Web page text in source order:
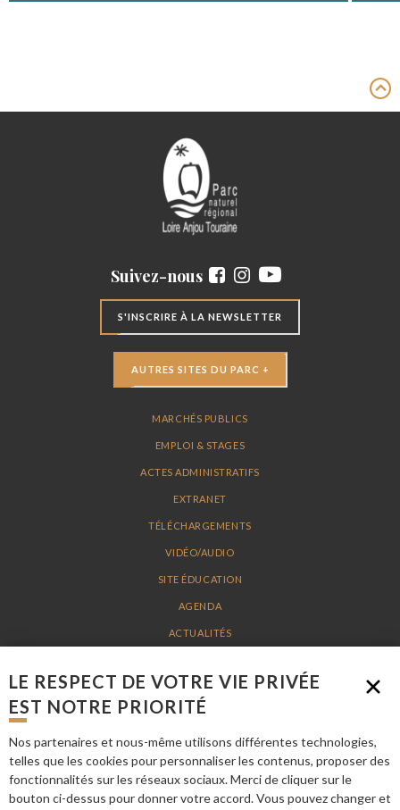
MARCHÉS PUBLICS
EMPLOI & STAGES
ACTES ADMINISTRATIFS
EXTRANET
TÉLÉCHARGEMENTS
VIDÉO/AUDIO
SITE ÉDUCATION
AGENDA
ACTUALITÉS
MENTIONS LÉGALES
Suivez-nous
S'INSCRIRE À LA NEWSLETTER
AUTRES SITES DU PARC +
PARC NATUREL RÉGIONAL LOIRE-ANJOU-TOURAINE - 15 AVENUE DE LA
LE RESPECT DE VOTRE VIE PRIVÉE
EST NOTRE PRIORITÉ
Nos partenaires et nous-même utilisons différentes technologies,
telles que les cookies pour personnaliser les contenus, proposer des
fonctionnalités sur les réseaux sociaux. Merci de cliquer sur le
bouton ci-dessus pour donner votre accord. Vous pouvez changer et